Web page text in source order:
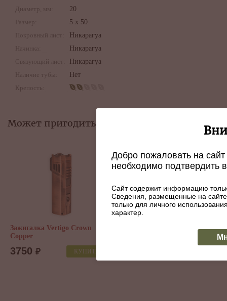
Диаметр, мм:
20
Размер:
5 x 50
Покровный лист:
Никарагуа
Начинка:
Никарагуа
Связующий лист:
Никарагуа
Наличие тубы:
Нет
Крепость:
Может пригодиться:
Vertigo Nighthawk
КУПИТЬ
Пробойник-брелок сигарный
900
Добро пожаловать на
необходимо подтвердить
Сайт содержит информацию
Сведения, размещенные на
только для личного
характер.